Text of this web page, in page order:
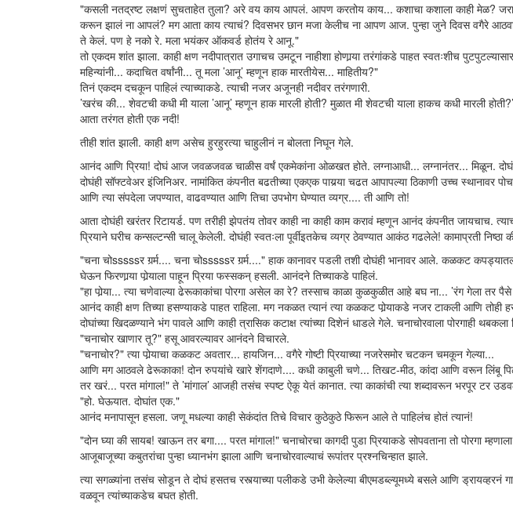
"कसली नतद्रष्ट लक्षणं सुचताहेत तुला? अरे वय काय आपलं. आपण करतोय काय... कशाचा कशाला काही मेळ?
करून झालं ना आपलं? मग आता काय त्याचं? दिवसभर छान मजा केलीच ना आपण आज. पुन्हा जुने दिवस वगैरे
ते केलं. पण हे नको रे. मला भयंकर ऑकवर्ड होतंय रे आनू."
तो एकदम शांत झाला. काही क्षण नदीपात्रात उगाचच उमटून नाहीशा होणार्‍या तरंगांकडे पाहत स्वतःशीच
महिन्यांनी... कदाचित वर्षांनी... तू मला ’आनू’ म्हणून हाक मारतीयेस... माहितीय?"
तिनं एकदम दचकून पाहिलं त्याच्याकडे. त्याची नजर अजूनही नदीवर तरंगणारी.
’खरंच की... शेवटची कधी मी याला ’आनू’ म्हणून हाक मारली होती? मुळात मी शेवटची याला हाकच कधी मारली
आता तरंगत होती एक नदी!
तीही शांत झाली. काही क्षण असेच हुरहुरत्या चाहुलीनं न बोलता निघून गेले.
आनंद आणि प्रिया! दोघं आज जवळजवळ चाळीस वर्षं एकमेकांना ओळखत होते. लग्नाआधी... लग्नानंतर... मिळून.
दोघंही सॉफ्टवेअर इंजिनिअर. नामांकित कंपनीत बढतीच्या एकएक पायर्‍या चढत आपापल्या ठिकाणी उच्च स्थानावर
आणि त्या संपदेला जपण्यात, वाढवण्यात आणि तिचा उपभोग घेण्यात व्यग्र.... ती आणि तो!
आता दोघंही खरंतर रिटायर्ड. पण तरीही झेपतंय तोवर काही ना काही काम करावं म्हणून आनंद कंपनीत जायचाच.
प्रियाने घरीच कन्सल्टन्सी चालू केलेली. दोघंही स्वतःला पूर्वीइतकेच व्यग्र ठेवण्यात आकंठ गढलेले! कामाप्रती निष्ठा
"चना चोsssssर गर्र्म.... चना चोsssssर गर्र्म...." हाक कानावर पडली तशी दोघंही भानावर आले. कळकट
घेऊन फिरणार्‍या पोर्‍याला पाहून प्रिया फस्सकन् हसली. आनंदने तिच्याकडे पाहिलं.
"हा पोर्‍या... त्या चणेवाल्या ढेरूकाकांचा पोरगा असेल का रे? तस्साच काळा कुळकुळीत आहे बघ ना... ’रंग गेला तर
आनंद काही क्षण तिच्या हसण्याकडे पाहत राहिला. मग नकळत त्यानं त्या कळकट पोर्‍याकडे नजर टाकली आणि तोही
दोघांच्या खिदळण्याने भंग पावले आणि काही त्रासिक कटाक्ष त्यांच्या दिशेनं धाडले गेले. चनाचोरवाला पोरगाही
"चनाचोर खाणार तू?" हसू आवरल्यावर आनंदने विचारले.
"चनाचोर?" त्या पोर्‍याचा कळकट अवतार... हायजिन... वगैरे गोष्टी प्रियाच्या नजरेसमोर चटकन चमकून गेल्या...
आणि मग आठवले ढेरूकाका! दोन रुपयांचे खारे शेंगदाणे.... कधी काबुली चणे... तिखट-मीठ, कांदा आणि वरून लिंबू
तर खरं... परत मांगाल!" ते ’मांगाल’ आजही तसंच स्पष्ट ऐकू येतं कानात. त्या काकांची त्या शब्दावरून भरपूर टर
"हो. घेऊयात. दोघांत एक."
आनंद मनापासून हसला. जणू मधल्या काही सेकंदांत तिचे विचार कुठेकुठे फिरून आले ते पाहिलंच होतं त्यानं!
"दोन घ्या की सायब! खाऊन तर बगा.... परत मांगाल!" चनाचोरचा कागदी पुडा प्रियाकडे सोपवताना तो पोरगा
आजूबाजूच्या कबुतरांचा पुन्हा ध्यानभंग झाला आणि चनाचोरवाल्याचं रूपांतर प्रश्नचिन्हात झाले.
त्या सगळ्यांना तसंच सोडून ते दोघं हसतच रस्त्याच्या पलीकडे उभी केलेल्या बीएमडब्ल्यूमध्ये बसले आणि ड्रायव्हरनं
वळवून त्यांच्याकडेच बघत होती.